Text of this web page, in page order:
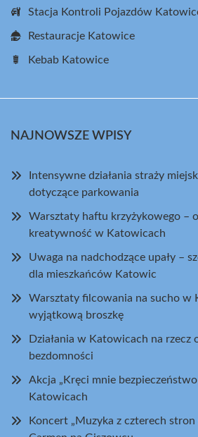
Stacja Kontroli Pojazdów
Restauracje Katowice
Kebab Katowice
NAJNOWSZE WPISY
Intensywne działania straży
dotyczące parkowania
Warsztaty haftu krzyżykowego –
kreatywność w Katowicach
Uwaga na nadchodzące upały –
dla mieszkańców Katowic
Warsztaty filcowania na sucho w
wyjątkową broszkę
Działania w Katowicach na rzecz
bezdomności
Akcja „Kręci mnie
Katowicach
Koncert „Muzyka z czterech stron